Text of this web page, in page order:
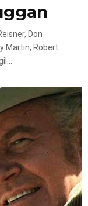
Don
Martin, Robert